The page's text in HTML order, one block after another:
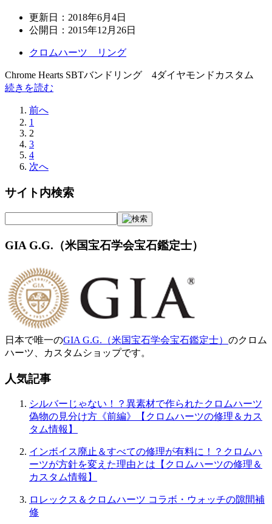
更新日： 2018年6月4日
公開日： 2015年12月26日
クロムハーツ リング
Chrome Hearts SBTバンドリング 4ダイヤモンドカスタム
続きを読む
前へ
1
2
3
4
次へ
サイト内検索
GIA G.G.（米国宝石学会宝石鑑定士）
日本で唯一のGIA G.G.（米国宝石学会宝石鑑定士） のクロム
ハーツ、カスタムショップです。
人気記事
シルバーじゃない！？異素材で作られたクロムハーツ
偽物の見分け方《前編》【クロムハーツの修理＆カス
タム情報】
インボイス廃止＆すべての修理が有料に！？クロムハ
ーツが方針を変えた理由とは【クロムハーツの修理＆
カスタム情報】
ロレックス＆クロムハーツ コラボ・ウォッチの隙間補
修